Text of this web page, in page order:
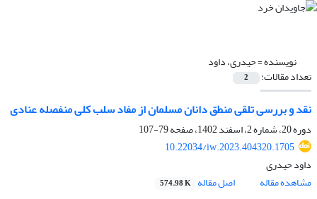
نویسنده =حیدری، داود
تعداد مقالات: 2
نقد و بررسی تلقی منطق دانان مسلمان از مفاد سلب کلی منفصله عنادی
دوره 20، شماره 2، اسفند 1402، صفحه
79-107
10.22034/iw.2023.404320.1705
داود حیدری
مشاهده مقاله
اصل مقاله 574.98 K